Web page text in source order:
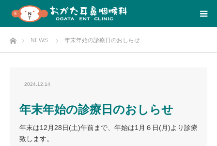
HomeNEWS 年末年始の診療日のおしらせ
2024.12.14
年末年始の診療日のおしらせ
年末は12月28日(土)午前まで、年始は1月６日(月)より診療
致します。